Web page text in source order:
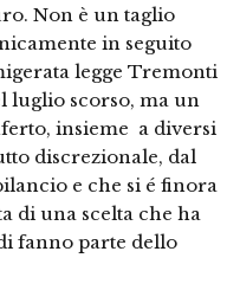
Non è un taglio
in seguito
legge Tremonti
luglio scorso, ma un
insieme a diversi
discrezionale, dal
e che si é finora
di una scelta che ha
fanno parte dello